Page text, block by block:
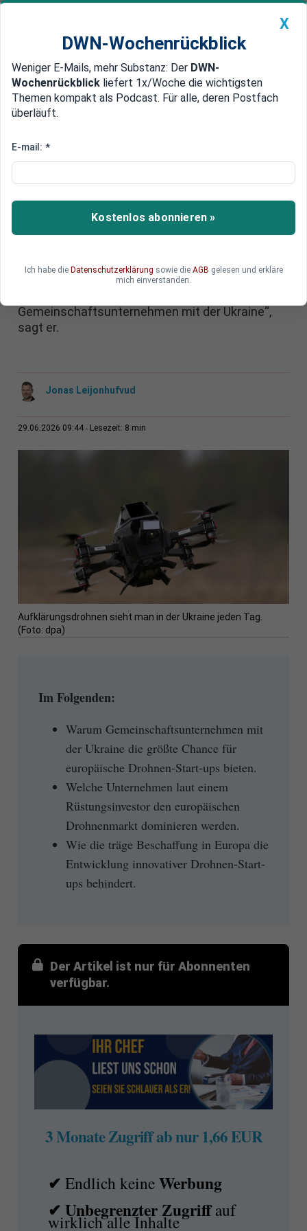
Newsticker MEIN DWN: Geldanlage Premium
Edelmetalle DWN-Magazin China
Investor: Diese Unternehmen
Auf dem Markt für militärische Drohnen wird eine
Auslese erwartet. Doch der Krieg in der Ukraine
gibt Europa die Chance, sich global zu behaupten.
Millionen Euro für Start-ups in den Bereichen
Raumfahrt und Verteidigung bereithält. „Die
Gemeinschaftsunternehmen mit der Ukraine“,
sagt er.
Jonas Leijonhufvud
29.06.2026 09:44 Lesezeit: 8 min
Aufklärungsdrohnen sieht man in der Ukraine jeden Tag.
(Foto: dpa)
Im Folgenden:
Warum Gemeinschaftsunternehmen mit
der Ukraine die größte Chance für
europäische Drohnen-Start-ups bieten.
Welche Unternehmen laut einem
Rüstungsinvestor den europäischen
Drohnenmarkt dominieren werden.
Wie die träge Beschaffung in Europa die
Entwicklung innovativer Drohnen-Start-
ups behindert.
Der Artikel ist nur für Abonnenten
verfügbar.
3 Monate Zugriff ab nur 1,66 EUR
✔Endlich keineWerbung
✔ Unbegrenzter Zugriffauf
wirklich alle Inhalte
X
DWN-Wochenrückblick
Weniger E-Mails, mehr Substanz: Der DWN-
Wochenrückblick liefert 1x/Woche die wichtigsten
Themen kompakt als Podcast. Für alle, deren Postfach
überläuft.
E-mail: *
Kostenlos abonnieren »
Ich habe die Datenschutzerklärung sowie die AGB gelesen und erkläre
mich einverstanden.